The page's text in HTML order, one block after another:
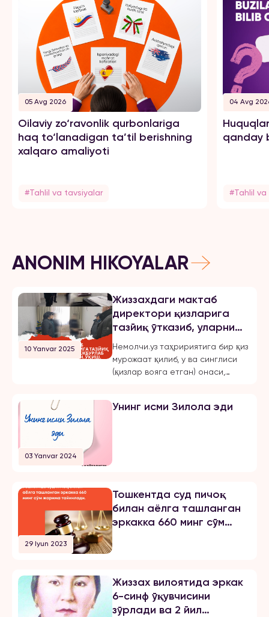
05 Avg 2026
Oilaviy zo‘ravonlik qurbonlariga
haq to‘lanadigan ta’til berishning
xalqaro amaliyoti
#Tahlil va tavsiyalar
04 Avg
qanday
#Tahlil
ANONIM HIKOYALAR
10 Yanvar 2025
Жиззахдаги мактаб
директори қизларига
тазйиқ ўтказиб, уларни
мажбурлаб турмушга
чиқарган, ўқиш,
ишлашдан маҳрум қилган
Немолчи.уз таҳририятига бир қиз
мурожаат қилиб, у ва синглиси
(қизлар вояга етган) онаси,
Хасанова томонидан бир неча
ишлайман. 2024 йил 31 октябрь
куни мени умуман норози бўлган
йигитга […]
03 Yanvar 2024
Унинг исми Зилола эди
29 Iyun 2023
Тошкентда суд пичоқ
билан аёлга ташланган
эркакка 660 минг сўм
Жиззах вилоятида эркак
6-синф ўқувчисини
зўрлади ва 2 йил